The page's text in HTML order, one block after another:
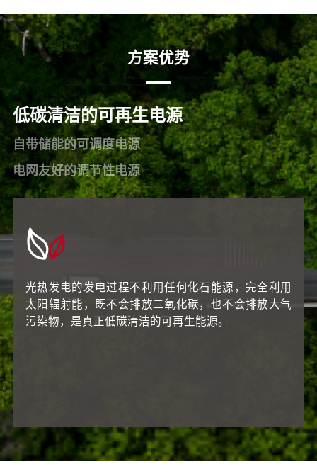
方案优势
低碳清洁的可再生电源
自带储能的可调度电源
电网友好的调节性电源
光热发电的发电过程不利用任何化石能源，完全利用
太阳辐射能，既不会排放二氧化碳，也不会排放大气
污染物，是真正低碳清洁的可再生能源。